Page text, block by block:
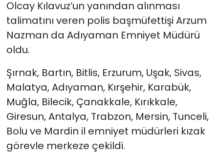
Olcay Kılavuz’un yanından alınması
talimatını veren polis başmüfettişi Arzum
Nazman da Adıyaman Emniyet Müdürü
oldu.
Şırnak, Bartın, Bitlis, Erzurum, Uşak, Sivas,
Malatya, Adıyaman, Kırşehir, Karabük,
Muğla, Bilecik, Çanakkale, Kırıkkale,
Giresun, Antalya, Trabzon, Mersin, Tunceli,
Bolu ve Mardin il emniyet müdürleri kızak
görevle merkeze çekildi.